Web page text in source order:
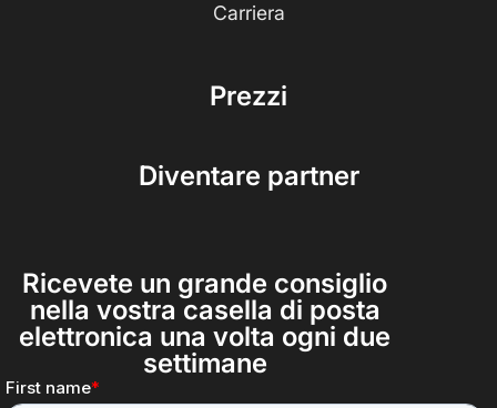
Carriera
Prezzi
Diventare partner
Ricevete un grande consiglio
nella vostra casella di posta
elettronica una volta ogni due
settimane